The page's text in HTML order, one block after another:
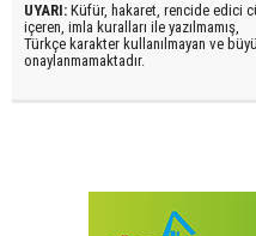
UYARI: Küfür, hakaret, rencide edici
içeren, imla kuralları ile yazılmamış,
Türkçe karakter kullanılmayan ve
onaylanmamaktadır.